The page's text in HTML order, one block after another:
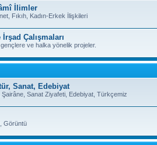
İlimler
Fıkıh, Kadın-Erkek İlişkileri
Çalışmaları
ve halka yönelik projeler.
Sanat, Edebiyat
Şairâne, Sanat Ziyafeti, Edebiyat, Türkçemiz
Görüntü